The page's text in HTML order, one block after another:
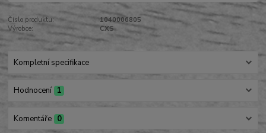
Číslo produktu:
1040006805
Výrobce:
CXS
Kompletní specifikace
Hodnocení 1
Komentáře 0